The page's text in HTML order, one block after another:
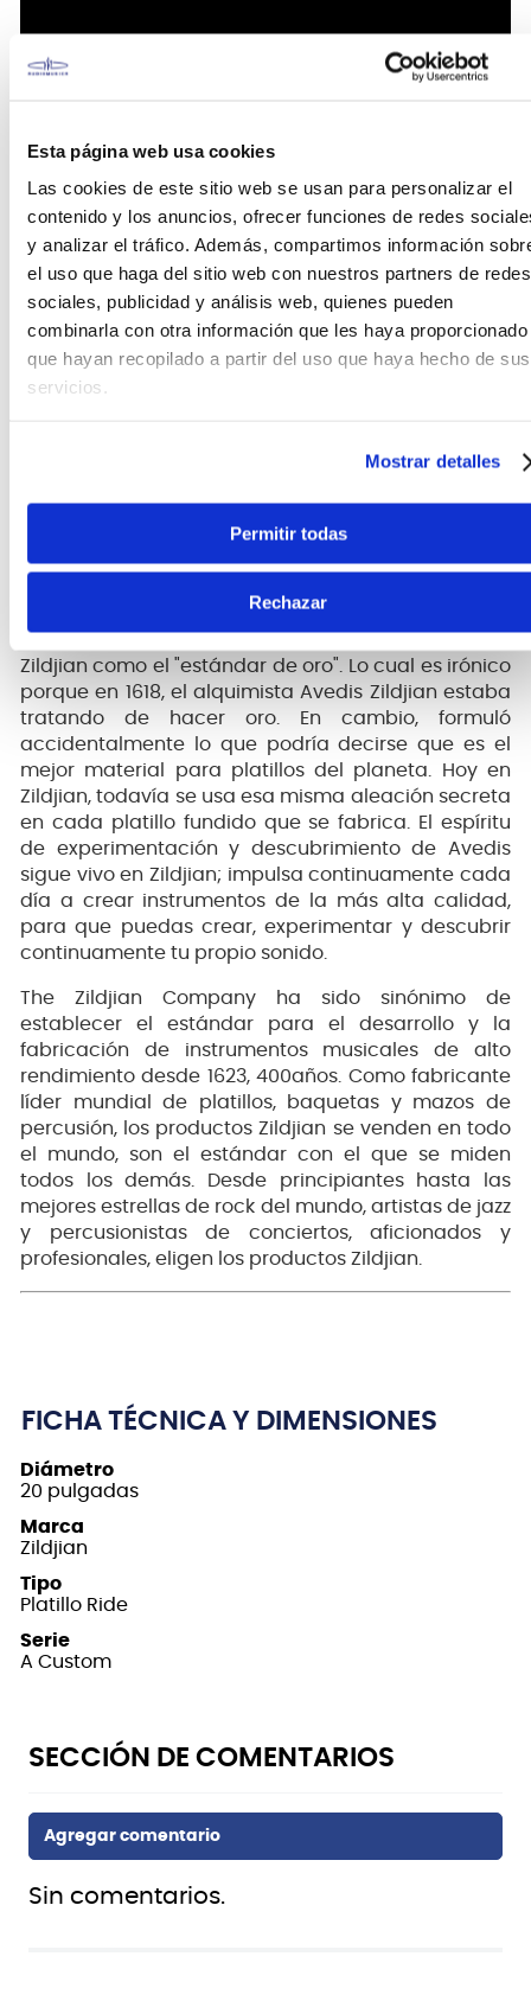
Esta página web usa cookies
Las cookies de este sitio web se usan para personalizar el
contenido y los anuncios, ofrecer funciones de redes
y analizar el tráfico. Además, compartimos información
el uso que haga del sitio web con nuestros partners de redes
sociales, publicidad y análisis web, quienes pueden
combinarla con otra información que les haya proporcionado
que hayan recopilado a partir del uso que haya hecho de sus
servicios.
Mostrar detalles
Permitir todas
Rechazar
Fundido a partir de una fórmula de aleación
Zildjian como el "estándar de oro". Lo cual es irónico
porque en 1618, el alquimista Avedis Zildjian estaba
tratando de hacer oro. En cambio, formuló
accidentalmente lo que podría decirse que es el
mejor material para platillos del planeta. Hoy en
Zildjian, todavía se usa esa misma aleación secreta
en cada platillo fundido que se fabrica. El espíritu
de experimentación y descubrimiento de Avedis
sigue vivo en Zildjian; impulsa continuamente cada
día a crear instrumentos de la más alta calidad,
para que puedas crear, experimentar y descubrir
continuamente tu propio sonido.
The Zildjian Company ha sido sinónimo de
establecer el estándar para el desarrollo y la
fabricación de instrumentos musicales de alto
rendimiento desde 1623, 400años. Como fabricante
líder mundial de platillos, baquetas y mazos de
percusión, los productos Zildjian se venden en todo
el mundo, son el estándar con el que se miden
todos los demás. Desde principiantes hasta las
mejores estrellas de rock del mundo, artistas de jazz
y percusionistas de conciertos, aficionados y
profesionales, eligen los productos Zildjian.
FICHA TÉCNICA Y DIMENSIONES
Diámetro
20 pulgadas
Marca
Zildjian
Tipo
Platillo Ride
Serie
A Custom
Sin comentarios.